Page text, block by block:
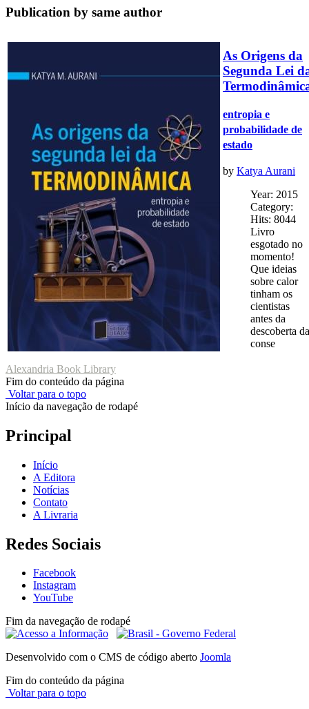
Publication by same author
As Origens da
Segunda Lei
entropia e
probabilidade de
estado
by Katya Aurani
Year: 2015
Category:
Hits: 8044
Livro
esgotado no
momento!
Que ideias
sobre calor
tinham os
cientistas
antes da
descoberta da
conse
Alexandria Book Library
Fim do conteúdo da página
Voltar para o topo
Início da navegação de rodapé
Principal
Início
A Editora
Notícias
Contato
A Livraria
Redes Sociais
Facebook
Instagram
YouTube
Fim da navegação de rodapé
Desenvolvido com o CMS de código aberto Joomla
Fim do conteúdo da página
Voltar para o topo